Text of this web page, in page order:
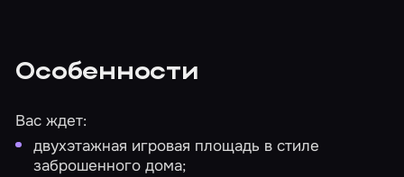
Особенности
Вас ждет:
двухэтажная игровая площадь в стиле
заброшенного дома;